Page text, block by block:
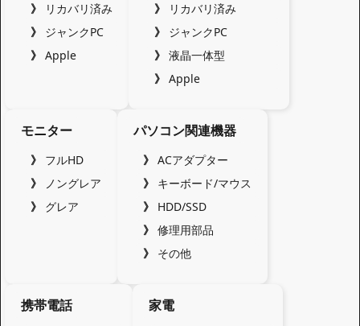
リカバリ済み
ジャンクPC
Apple
リカバリ済み
ジャンクPC
液晶一体型
Apple
モニター
フルHD
ノングレア
グレア
パソコン関連機器
ACアダプター
キーボード/マウス
HDD/SSD
修理用部品
その他
携帯電話 家電